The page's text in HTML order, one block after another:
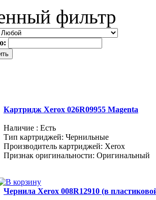
фильтр
Картридж Xerox 026R09955 Magenta
Наличие : Есть
Тип картриджей: Чернильные
Производитель картриджей: Xerox
Признак оригинальности: Оригинальный
Чернила Xerox 008R12910 (в